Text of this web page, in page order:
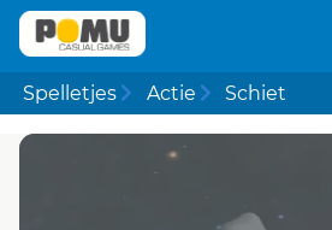
Spelletjes Actie Schiet